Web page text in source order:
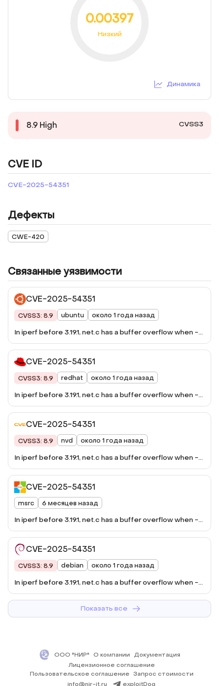
0.00397
Низкий
Динамика
8.9 High CVSS3
CVE ID
CVE-2025-54351
Дефекты
CWE-420
Связанные уязвимости
CVE-2025-54351
CVSS3: 8.9 ubuntu около 1 года назад
In iperf before 3.19.1, net.c has a buffer overflow when --
skip-rx-copy is used (for MSG_TRUNC in recv).
CVE-2025-54351
CVSS3: 8.9 redhat около 1 года назад
In iperf before 3.19.1, net.c has a buffer overflow when --
skip-rx-copy is used (for MSG_TRUNC in recv).
CVE-2025-54351
CVSS3: 8.9 nvd около 1 года назад
In iperf before 3.19.1, net.c has a buffer overflow when --
skip-rx-copy is used (for MSG_TRUNC in recv).
CVE-2025-54351
msrc 6 месяцев назад
In iperf before 3.19.1, net.c has a buffer overflow when --
skip-rx-copy is used (for MSG_TRUNC in recv).
CVE-2025-54351
CVSS3: 8.9 debian около 1 года назад
In iperf before 3.19.1, net.c has a buffer overflow when --
skip-rx-cop ...
Показать все
ООО "НИР" О компании Документация
Лицензионное соглашение
Пользовательское соглашение Запрос стоимости
info@nir-it.ru
exploitDog